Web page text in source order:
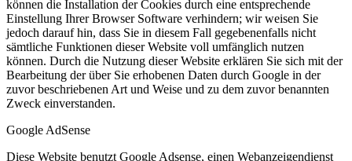
können die Installation der Cookies durch eine entsprechende
Einstellung Ihrer Browser Software verhindern; wir weisen Sie
jedoch darauf hin, dass Sie in diesem Fall gegebenenfalls nicht
sämtliche Funktionen dieser Website voll umfänglich nutzen
können. Durch die Nutzung dieser Website erklären Sie sich mit der
Bearbeitung der über Sie erhobenen Daten durch Google in der
zuvor beschriebenen Art und Weise und zu dem zuvor benannten
Zweck einverstanden.
Google AdSense
Diese Website benutzt Google Adsense, einen Webanzeigendienst